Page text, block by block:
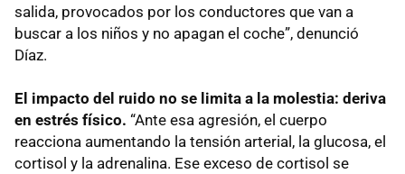
salida, provocados por los conductores que van a
buscar a los niños y no apagan el coche”, denunció
Díaz.
El impacto del ruido no se limita a la molestia: deriva
en estrés físico. “Ante esa agresión, el cuerpo
reacciona aumentando la tensión arterial, la glucosa, el
cortisol y la adrenalina. Ese exceso de cortisol se